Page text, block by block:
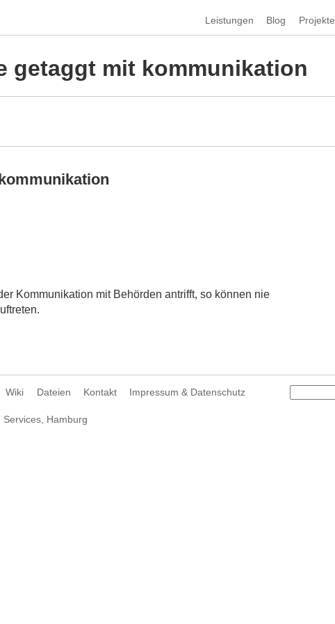
Leistungen Blog Projekte
getaggt mit kommunikation
Kommunikation mit Behörden antrifft, so können nie
Wiki Dateien Kontakt Impressum & Datenschutz
Services, Hamburg